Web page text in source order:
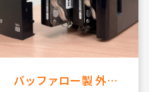
バッファロー製 外付けHDD（...